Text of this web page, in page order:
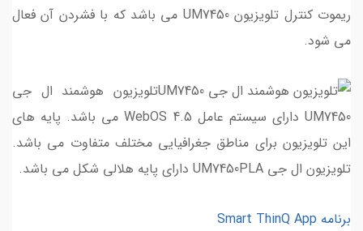
ریموت کنترل تلویزیون UM7450 می باشد که با فشردن آن فعال
می شود.
تلویزیون هوشمند ال جی
UM7450 دارای سیستم عامل WebOS 4.5 می باشد. پایه های
این تلویزیون برای مناطق جغرافیایی مختلف متفاوت می باشد.
تلویزیون ال جی UM7450PLA دارای پایه هلالی شکل می باشد.
برنامه Smart ThinQ App